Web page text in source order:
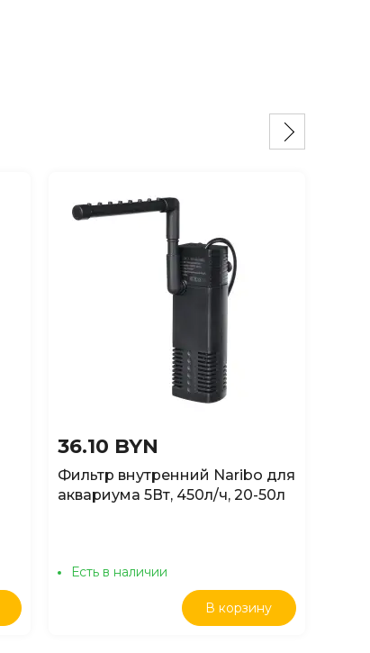
36.10 BYN
Фильтр внутренний Naribo для
аквариума 5Вт, 450л/ч, 20-50л
Есть в наличии
В корзину